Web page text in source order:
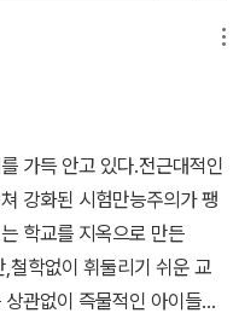
정에서 공감 능력을 키울
다를 수 있다는 것을 인정
생각을 수정함으로써 서
넓혀 나갈 수 있기 때문이
필요한 중요한 훈련이 된다
식인으로 불리는 이도흠은
인간이 가장 인간다울 수
연대’로 꼽으며 존재의 의미
가득 안고 있다.전근대적인
강화된 시험만능주의가 팽
학교를 지옥으로 만든
철학없이 휘둘리기 쉬운 교
관없이 즉물적인 아이들과